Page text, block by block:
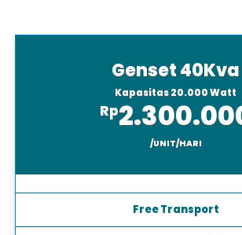
Genset 40Kva
Kapasitas 20.000 Watt
Free Transport